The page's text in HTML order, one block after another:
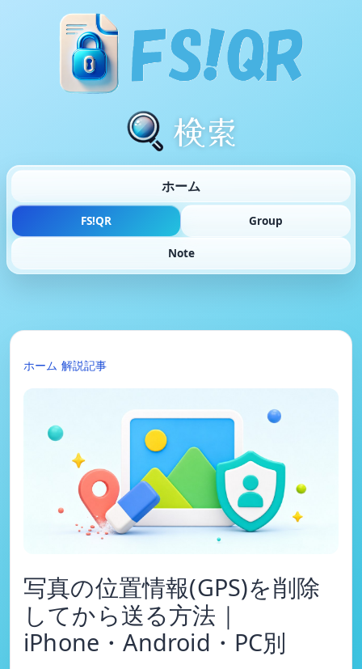
検索
ホーム
FS!QR Group
Note
ホーム 解説記事
写真の位置情報(GPS)を削除
してから送る方法｜
iPhone・Android・PC別